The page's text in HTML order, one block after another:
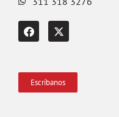
Escríbanos